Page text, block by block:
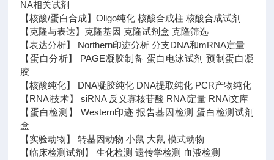
NA相关试剂
【核酸/蛋白合成】Oligo纯化 核酸合成柱 核酸合成试剂
【克隆与表达】克隆基因 克隆试剂盒 克隆筛选
【表达分析】 Northern印迹分析 分支DNA和mRNA定量
【蛋白分析】 PAGE凝胶制备 蛋白电泳试剂 预制蛋白凝
胶
【核酸纯化】 DNA凝胶纯化 DNA提取纯化 PCR产物纯化
【RNAi技术】 siRNA 反义寡核苷酸 RNAi定量 RNAi文库
【蛋白检测】 Western印迹 报告基因检测 蛋白检测试剂
盒
【实验动物】 转基因动物 小鼠 大鼠 模式动物
【临床检测试剂】 生化检测 遗传学检测 血液检测